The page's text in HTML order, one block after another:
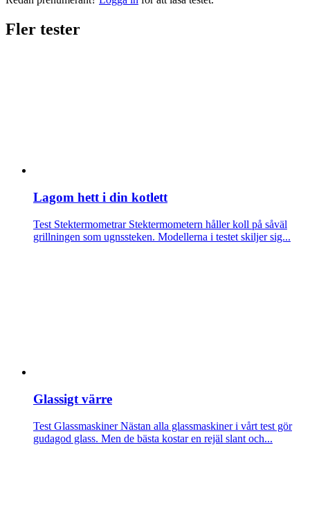
Fler tester
Lagom hett i din kotlett
Test StektermometrarStektermometern håller koll på såväl
grillningen som ugnssteken. Modellerna i testet skiljer sig...
Glassigt värre
Test GlassmaskinerNästan alla glassmaskiner i vårt test gör
gudagod glass. Men de bästa kostar en rejäl slant och...